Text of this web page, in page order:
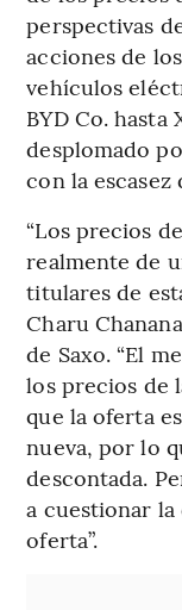
perspectivas
acciones de
vehículos
BYD Co. hasta
desplomado
con la escasez
“Los precios
realmente de
titulares de
Charu
de Saxo. “El
los precios de
que la oferta
nueva, por lo
descontada.
a cuestionar la
oferta”.